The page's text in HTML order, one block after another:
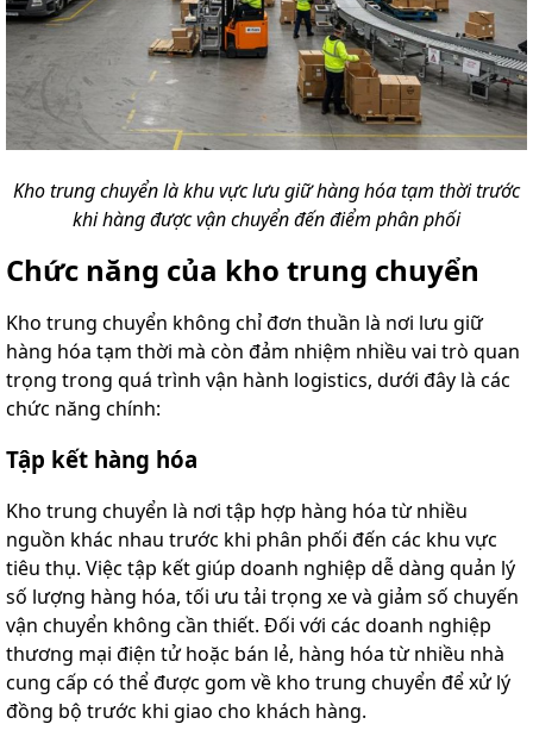
Kho trung chuyển là khu vực lưu giữ hàng hóa tạm thời trước
khi hàng được vận chuyển đến điểm phân phối
Chức năng của kho trung chuyển
Kho trung chuyển không chỉ đơn thuần là nơi lưu giữ
hàng hóa tạm thời mà còn đảm nhiệm nhiều vai trò quan
trọng trong quá trình vận hành logistics, dưới đây là các
chức năng chính:
Tập kết hàng hóa
Kho trung chuyển là nơi tập hợp hàng hóa từ nhiều
nguồn khác nhau trước khi phân phối đến các khu vực
tiêu thụ. Việc tập kết giúp doanh nghiệp dễ dàng quản lý
số lượng hàng hóa, tối ưu tải trọng xe và giảm số chuyến
vận chuyển không cần thiết. Đối với các doanh nghiệp
thương mại điện tử hoặc bán lẻ, hàng hóa từ nhiều nhà
cung cấp có thể được gom về kho trung chuyển để xử lý
đồng bộ trước khi giao cho khách hàng.